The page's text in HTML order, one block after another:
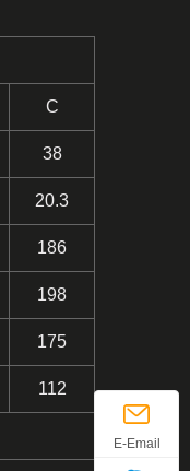
C
38
20.3
186
198
175
112
E-Email